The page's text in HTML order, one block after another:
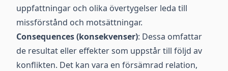
uppfattningar och olika övertygelser leda till
missförstånd och motsättningar.
Consequences (konsekvenser): Dessa omfattar
de resultat eller effekter som uppstår till följd av
konflikten. Det kan vara en försämrad relation,